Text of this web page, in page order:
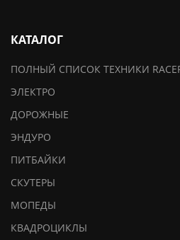
КАТАЛОГ
ПОЛНЫЙ СПИСОК ТЕХНИКИ
ЭЛЕКТРО
ДОРОЖНЫЕ
ЭНДУРО
ПИТБАЙКИ
СКУТЕРЫ
МОПЕДЫ
КВАДРОЦИКЛЫ